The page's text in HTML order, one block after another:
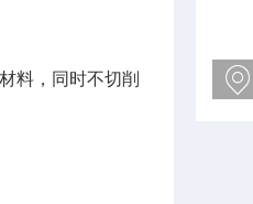
料，同时不切削